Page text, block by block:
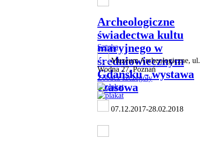
Archeologiczne
świadectwa kultu
maryjnego w
średniowiecznym
Gdańsku - wystawa
czasowa
Sztuka
Muzeum Archeologiczne, ul.
Wodna 27, Poznań
Zobacz szczegóły
07.12.2017-28.02.2018